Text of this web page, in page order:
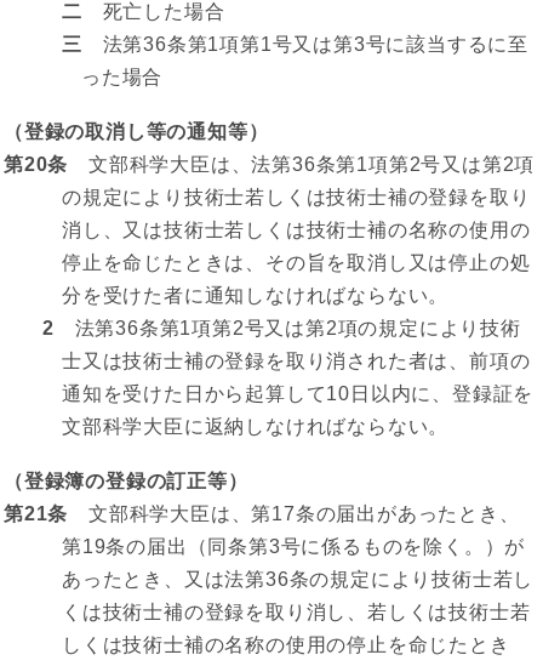
二 死亡した場合
三
法第36条第1項第1号又は第3号に該当するに至
った場合
（登録の取消し等の通知等）
第20条 文部科学大臣は、法第36条第1項第2号又は第2項
の規定により技術士若しくは技術士補の登録を取り
消し、又は技術士若しくは技術士補の名称の使用の
停止を命じたときは、その旨を取消し又は停止の処
分を受けた者に通知しなければならない。
2 法第36条第1項第2号又は第2項の規定により技術
士又は技術士補の登録を取り消された者は、前項の
通知を受けた日から起算して10日以内に、登録証を
文部科学大臣に返納しなければならない。
（登録簿の登録の訂正等）
第21条 文部科学大臣は、第17条の届出があったとき、
第19条の届出（同条第3号に係るものを除く。）が
あったとき、又は法第36条の規定により技術士若し
くは技術士補の登録を取り消し、若しくは技術士若
しくは技術士補の名称の使用の停止を命じたとき